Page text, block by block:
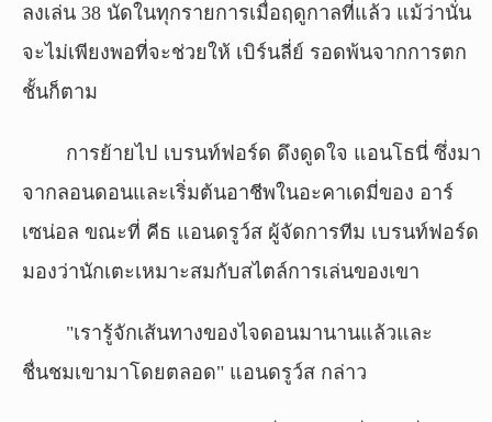
ลงเล่น 38 นัดในทุกรายการเมื่อฤดูกาลที่แล้ว แม้ว่านั่น
จะไม่เพียงพอที่จะช่วยให้ เบิร์นลี่ย์ รอดพ้นจากการตก
ชั้นก็ตาม
การย้ายไป เบรนท์ฟอร์ด ดึงดูดใจ แอนโธนี่ ซึ่งมา
จากลอนดอนและเริ่มต้นอาชีพในอะคาเดมี่ของ อาร์
เซน่อล ขณะที่ คีธ แอนดรูว์ส ผู้จัดการทีม เบรนท์ฟอร์ด
มองว่านักเตะเหมาะสมกับสไตล์การเล่นของเขา
"เรารู้จักเส้นทางของไจดอนมานานแล้วและ
ชื่นชมเขามาโดยตลอด" แอนดรูว์ส กล่าว